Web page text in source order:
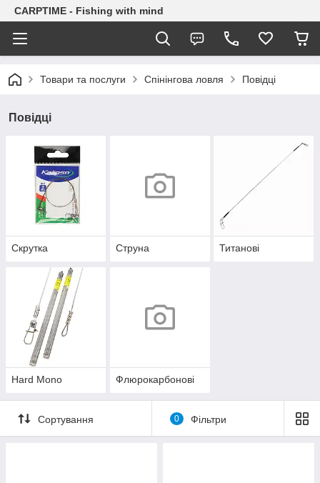
CARPTIME - Fishing with mind
Товари та послуги Спінінгова ловля Повідці
Повідці
Скрутка Струна Титанові
Hard Mono Флюрокарбонові
Сортування 0 Фільтри